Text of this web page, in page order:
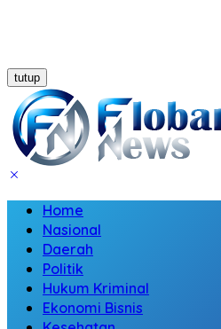
tutup
Home
Nasional
Daerah
Politik
Hukum Kriminal
Ekonomi Bisnis